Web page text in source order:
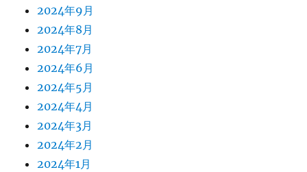
2024年9月
2024年8月
2024年7月
2024年6月
2024年5月
2024年4月
2024年3月
2024年2月
2024年1月